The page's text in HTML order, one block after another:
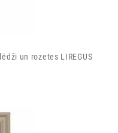
un rozetes LIREGUS